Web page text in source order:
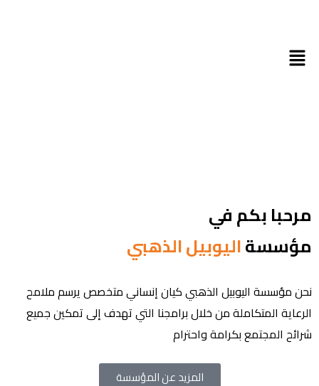
مرحبا بكم في
مؤسسةاليوبيل الذهبي
نحن مؤسسة اليوبيل الذهبي كيان إنساني متخصص يرسم ملامح
الرعاية المتكاملة من خلال برامجنا التي تهدف إلى تمكين جميع
شرائح المجتمع بكرامة واحترام
المزيد عن المؤسسة